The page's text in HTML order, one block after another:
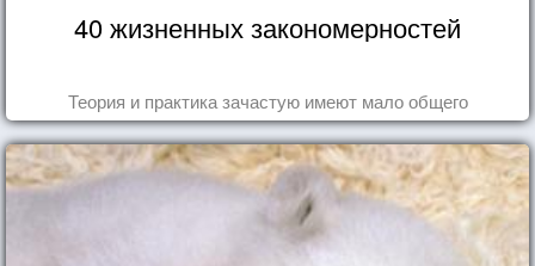
40 жизненных закономерностей
Теория и практика зачастую имеют мало общего